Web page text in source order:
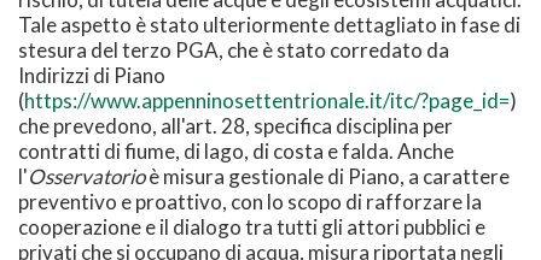
Tale aspetto è stato ulteriormente dettagliato in fase di
stesura del terzo PGA, che è stato corredato da
Indirizzi di Piano
(https://www.appenninosettentrionale.it/itc/?page_id=)
che prevedono, all'art. 28, specifica disciplina per
contratti di fiume, di lago, di costa e falda. Anche
l'Osservatorioè misura gestionale di Piano, a carattere
preventivo e proattivo, con lo scopo di rafforzare la
cooperazione e il dialogo tra tutti gli attori pubblici e
privati che si occupano di acqua, misura riportata negli